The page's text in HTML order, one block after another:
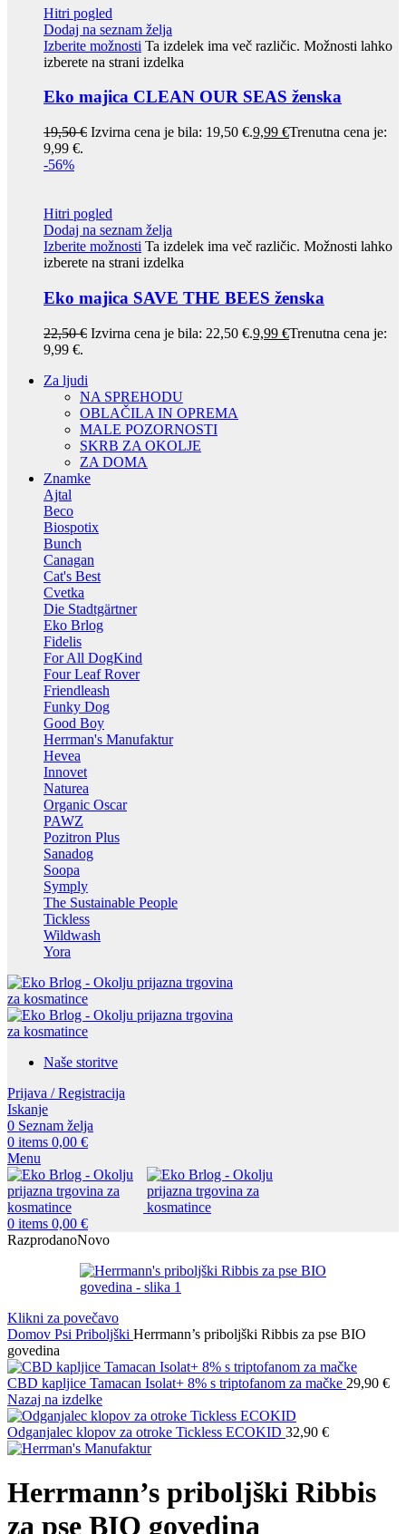
Hitri pogled
Dodaj na seznam želja
Izberite možnosti Ta izdelek ima več različic. Možnosti lahko
izberete na strani izdelka
Eko majica CLEAN OUR SEAS ženska
19,50€ Izvirna cena je bila: 19,50 €.9,99 €Trenutna cena je:
9,99 €.
-56%
Hitri pogled
Dodaj na seznam želja
Izberite možnosti Ta izdelek ima več različic. Možnosti lahko
izberete na strani izdelka
Eko majica SAVE THE BEES ženska
22,50€ Izvirna cena je bila: 22,50 €.9,99 €Trenutna cena je:
9,99 €.
Za ljudi
NA SPREHODU
OBLAČILA IN OPREMA
MALE POZORNOSTI
SKRB ZA OKOLJE
ZA DOMA
Znamke
Ajtal
Beco
Biospotix
Bunch
Canagan
Cat's Best
Cvetka
Die Stadtgärtner
Eko Brlog
Fidelis
For All DogKind
Four Leaf Rover
Friendleash
Funky Dog
Good Boy
Herrman's Manufaktur
Hevea
Innovet
Naturea
Organic Oscar
PAWZ
Pozitron Plus
Sanadog
Soopa
Symply
The Sustainable People
Tickless
Wildwash
Yora
Naše storitve
Prijava / Registracija
Iskanje
0 Seznam želja
0 items 0,00 €
Menu
0 items 0,00 €
RazprodanoNovo
Klikni za povečavo
Domov Psi Priboljški Herrmann’s priboljški Ribbis za pse BIO
govedina
CBD kapljice Tamacan Isolat+ 8% s triptofanom za mačke 29,90 €
Nazaj na izdelke
Odganjalec klopov za otroke Tickless ECOKID 32,90 €
Herrmann’s priboljški Ribbis
za pse BIO govedina